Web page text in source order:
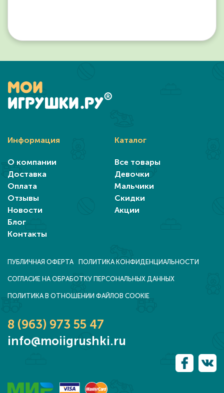
Информация
О компании
Доставка
Оплата
Отзывы
Новости
Блог
Контакты
Каталог
Все товары
Девочки
Мальчики
Скидки
Акции
ПУБЛИЧНАЯ ОФЕРТА ПОЛИТИКА КОНФИДЕНЦИАЛЬНОСТИ
СОГЛАСИЕ НА ОБРАБОТКУ ПЕРСОНАЛЬНЫХ ДАННЫХ
ПОЛИТИКА В ОТНОШЕНИИ ФАЙЛОВ COOKIE
8 (963) 973 55 47
info@moiigrushki.ru